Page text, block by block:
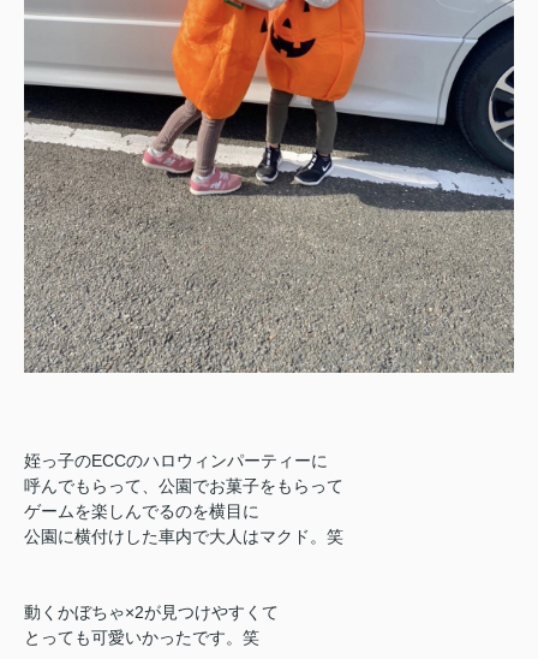
姪っ子のECCのハロウィンパーティーに
呼んでもらって、公園でお菓子をもらって
ゲームを楽しんでるのを横目に
公園に横付けした車内で大人はマクド。笑
動くかぼちゃ×2が見つけやすくて
とっても可愛いかったです。笑